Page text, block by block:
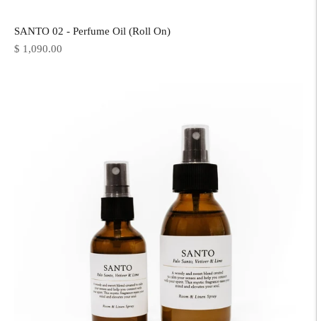
SANTO 02 - Perfume Oil (Roll On)
Precio
$ 1,090.00